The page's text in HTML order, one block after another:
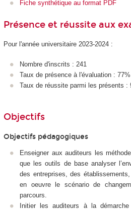
Fiche synthétique au format PDF
Présence et réussite aux
Pour l'année universitaire 2023-2024 :
Nombre d'inscrits : 241
Taux de présence à l'évaluation : 77%
Taux de réussite parmi les présents :
Objectifs
Objectifs pédagogiques
Enseigner aux auditeurs les
que les outils de base analyser
des entreprises, des
en oeuvre le scénario de
parcours.
Initier les auditeurs à la